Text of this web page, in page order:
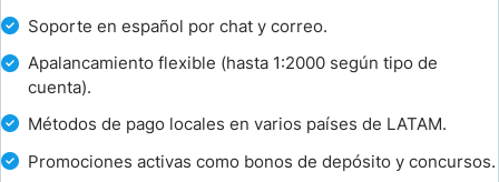
Soporte en español por chat y correo.
Apalancamiento flexible (hasta 1:2000 según tipo de
cuenta).
Métodos de pago locales en varios países de LATAM.
Promociones activas como bonos de depósito y concursos.